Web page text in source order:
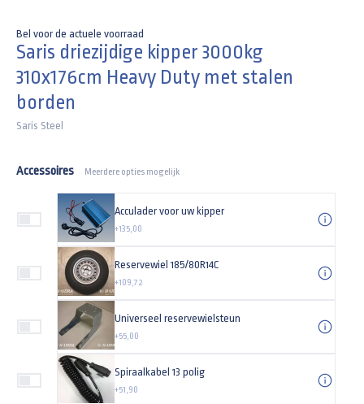
Bel voor de actuele voorraad
Saris driezijdige kipper 3000kg
310x176cm Heavy Duty met stalen
borden
Saris Steel
Accessoires Meerdere opties mogelijk
Acculader voor uw kipper
+135,00
Reservewiel 185/80R14C
+109,72
Universeel reservewielsteun
+55,00
Spiraalkabel 13 polig
+51,90